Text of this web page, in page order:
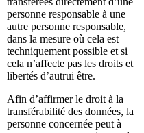
personne responsable à une
autre personne responsable,
dans la mesure où cela est
techniquement possible et si
cela n’affecte pas les droits et
libertés d’autrui être.
Afin d’affirmer le droit à la
transférabilité des données, la
personne concernée peut à